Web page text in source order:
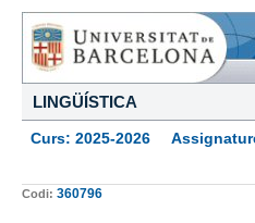
LINGÜÍSTICA
Curs: 2025-2026
Codi: 360796